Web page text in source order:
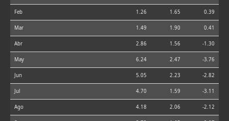
Feb 1.26 1.65 0.39
Mar 1.49 1.90 0.41
Abr 2.86 1.56 -1.30
May 6.24 2.47 -3.76
Jun 5.05 2.23 -2.82
Jul 4.70 1.59 -3.11
Ago 4.18 2.06 -2.12